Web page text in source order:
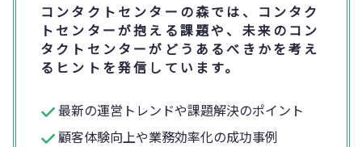
コンタクトセンターの森では、コンタク
トセンターが抱える課題や、未来のコン
タクトセンターがどうあるべきかを考え
るヒントを発信しています。
最新の運営トレンドや課題解決のポイント
顧客体験向上や業務効率化の成功事例